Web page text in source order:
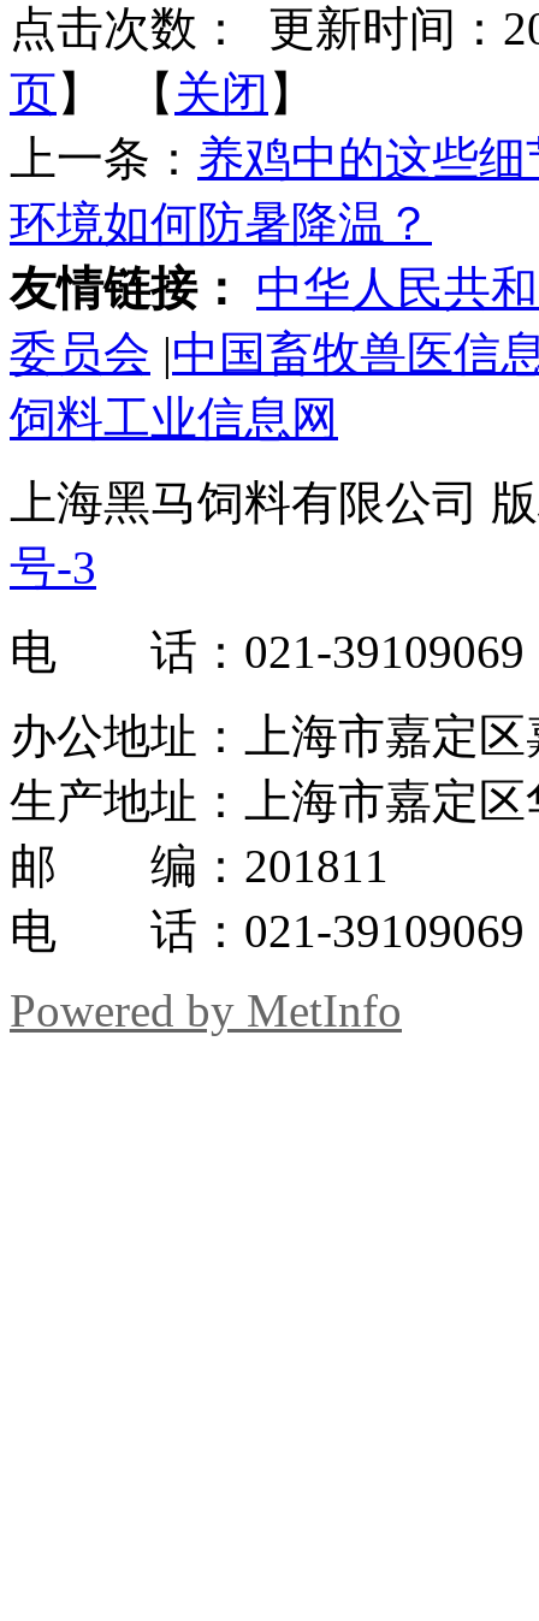
点击次数：
更新时间：
页】 【 关闭 】
上一条： 养鸡中的这些
环境如何防暑降温？
友情链接：
中华人民共
委员会 |中国畜牧兽医信
饲料工业信息网
上海黑马饲料有限公司
号-3
电 话：021-39109069
办公地址：上海市嘉定
生产地址：上海市嘉定
邮 编：201811
电 话：021-39109069
Powered by MetInfo